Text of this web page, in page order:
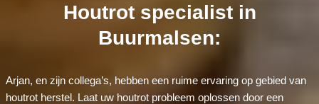
Houtrot specialist in
Buurmalsen:
Arjan, en zijn collega’s, hebben een ruime ervaring op gebied van
houtrot herstel. Laat uw houtrot probleem oplossen door een